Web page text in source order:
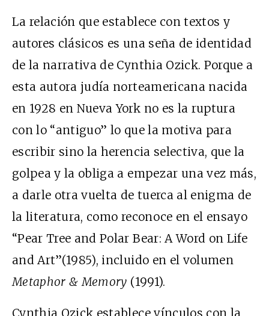
La relación que establece con textos y
autores clásicos es una seña de identidad
de la narrativa de Cynthia Ozick. Porque a
esta autora judía norteamericana nacida
en 1928 en Nueva York no es la ruptura
con lo “antiguo” lo que la motiva para
escribir sino la herencia selectiva, que la
golpea y la obliga a empezar una vez más,
a darle otra vuelta de tuerca al enigma de
la literatura, como reconoce en el ensayo
“Pear Tree and Polar Bear: A Word on Life
and Art”(1985), incluido en el volumen
Metaphor & Memory (1991).
Cynthia Ozick establece vínculos con la